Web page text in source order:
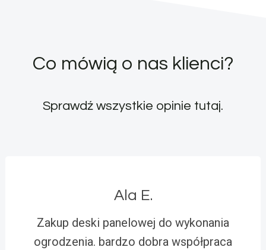
Co mówią o nas klienci?
Sprawdź wszystkie opinie tutaj.
Ala E.
Zakup deski panelowej do wykonania
ogrodzenia. bardzo dobra współpraca